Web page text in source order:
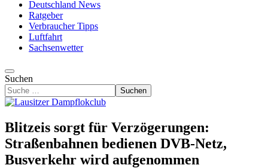
Deutschland News
Ratgeber
Verbraucher Tipps
Luftfahrt
Sachsenwetter
Suchen
Suchen
Blitzeis sorgt für Verzögerungen:
Straßenbahnen bedienen DVB-Netz,
Busverkehr wird aufgenommen